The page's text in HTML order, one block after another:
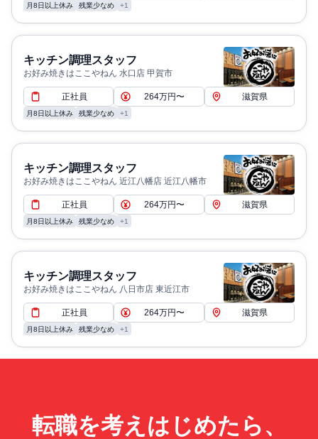
月8日以上休み 残業少なめ +1
キッチン調理スタッフ
お好み焼きはここやねん 水口店 甲賀市
正社員 264万円〜 滋賀県
月8日以上休み 残業少なめ +1
キッチン調理スタッフ
お好み焼きはここやねん 近江八幡店 近江八幡市
正社員 264万円〜 滋賀県
月8日以上休み 残業少なめ +1
キッチン調理スタッフ
お好み焼きはここやねん 八日市店 東近江市
正社員 264万円〜 滋賀県
月8日以上休み 残業少なめ +1
転職を考えはじめたら、